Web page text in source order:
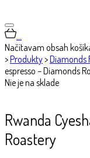
…
Načítavam obsah
>Produkty>Diamonds
espresso – Diamonds
Nie je na sklade
Rwanda
Roastery